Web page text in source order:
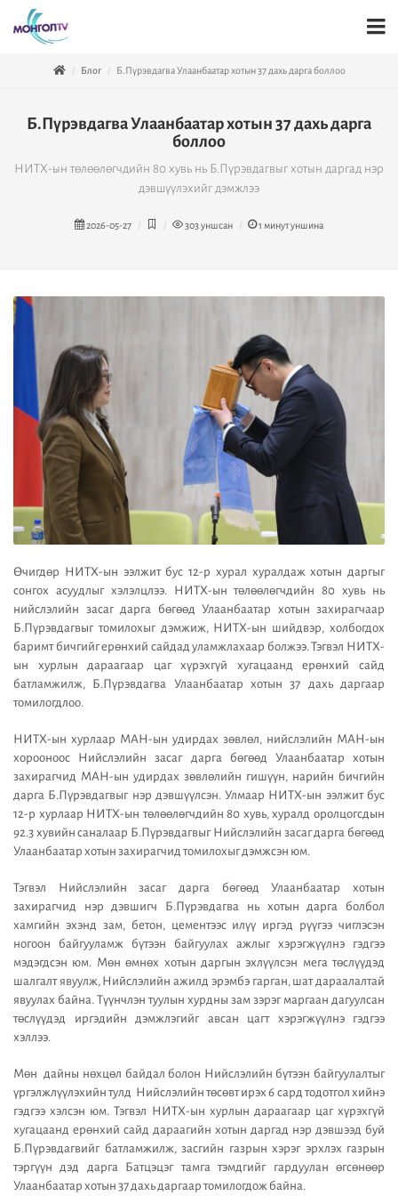
Блог Б.Пүрэвдагва Улаанбаатар хотын 37 дахь дарга боллоо
Б.Пүрэвдагва Улаанбаатар хотын 37 дахь дарга
боллоо
НИТХ-ын төлөөлөгчдийн 80 хувь нь Б.Пүрэвдагвыг хотын даргад нэр
дэвшүүлэхийг дэмжлээ
2026-05-27 303уншсан 1 минут уншина
Өчигдөр НИТХ-ын ээлжит бус 12-р хурал хуралдаж хотын даргыг
сонгох асуудлыг хэлэлцлээ. НИТХ-ын төлөөлөгчдийн 80 хувь нь
нийслэлийн засаг дарга бөгөөд Улаанбаатар хотын захирагчаар
Б.Пүрэвдагвыг томилохыг дэмжиж, НИТХ-ын шийдвэр, холбогдох
баримт бичгийг ерөнхий сайдад уламжлахаар болжээ. Тэгвэл НИТХ-
ын хурлын дараагаар цаг хүрэхгүй хугацаанд ерөнхий сайд
батламжилж, Б.Пүрэвдагва Улаанбаатар хотын 37 дахь даргаар
томилогдлоо.
НИТХ-ын хурлаар МАН-ын удирдах зөвлөл, нийслэлийн МАН-ын
хорооноос Нийслэлийн засаг дарга бөгөөд Улаанбаатар хотын
захирагчид МАН-ын удирдах зөвлөлийн гишүүн, нарийн бичгийн
дарга Б.Пүрэвдагвыг нэр дэвшүүлсэн. Улмаар НИТХ-ын ээлжит бус
12-р хурлаар НИТХ-ын төлөөлөгчдийн 80 хувь, хуралд оролцогсдын
92.3 хувийн саналаар Б.Пүрэвдагвыг Нийслэлийн засаг дарга бөгөөд
Улаанбаатар хотын захирагчид томилохыг дэмжсэн юм.
Тэгвэл Нийслэлийн засаг дарга бөгөөд Улаанбаатар хотын
захирагчид нэр дэвшигч Б.Пүрэвдагва нь хотын дарга болбол
хамгийн эхэнд зам, бетон, цементээс илүү иргэд рүүгээ чиглэсэн
ногоон байгууламж бүтээн байгуулах ажлыг хэрэгжүүлнэ гэдгээ
мэдэгдсэн юм. Мөн өмнөх хотын даргын эхлүүлсэн мега төслүүдэд
шалгалт явуулж, Нийслэлийн ажилд эрэмбэ гарган, шат дараалалтай
явуулах байна. Түүнчлэн туулын хурдны зам зэрэг маргаан дагуулсан
төслүүдэд иргэдийн дэмжлэгийг авсан цагт хэрэгжүүлнэ гэдгээ
хэллээ.
Мөн дайны нөхцөл байдал болон Нийслэлийн бүтээн байгуулалтыг
үргэлжлүүлэхийн тулд Нийслэлийн төсөвт ирэх 6 сард тодотгол хийнэ
гэдгээ хэлсэн юм. Тэгвэл НИТХ-ын хурлын дараагаар цаг хүрэхгүй
хугацаанд ерөнхий сайд дараагийн хотын даргад нэр дэвшээд буй
Б.Пүрэвдагвийг батламжилж, засгийн газрын хэрэг эрхлэх газрын
тэргүүн дэд дарга Батцэцэг тамга тэмдгийг гардуулан өгсөнөөр
Улаанбаатар хотын 37 дахь даргаар томилогдож байна.